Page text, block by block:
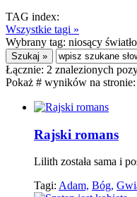
TAG index:
Wszystkie tagi »
Wybrany tag: niosący światło
Łącznie: 2 znalezionych
Pokaż # wyników na stronie:
Rajski romans
Lilith została sama i
Tagi: Adam, Bóg,